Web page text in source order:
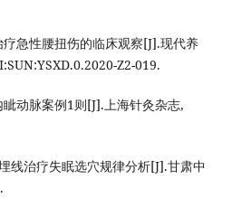
急性腰扭伤的临床观察[J].现代养
Z2-019.
动脉案例1则[J].上海针灸杂志,
线治疗失眠选穴规律分析[J].甘肃中